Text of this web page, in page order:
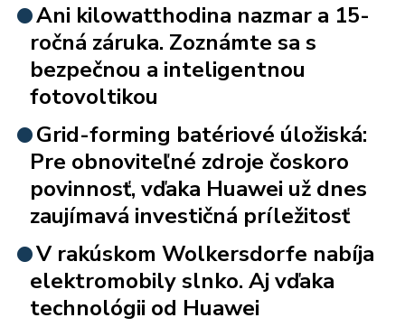
Ani kilowatthodina nazmar a 15-
ročná záruka. Zoznámte sa s
bezpečnou a inteligentnou
fotovoltikou
Grid-forming batériové úložiská:
Pre obnoviteľné zdroje čoskoro
povinnosť, vďaka Huawei už dnes
zaujímavá investičná príležitosť
V rakúskom Wolkersdorfe nabíja
elektromobily slnko. Aj vďaka
technológii od Huawei